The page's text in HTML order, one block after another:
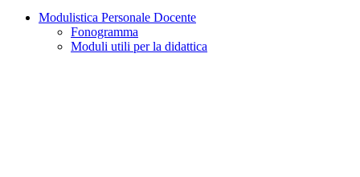
Modulistica Personale Docente
Fonogramma
Moduli utili per la didattica